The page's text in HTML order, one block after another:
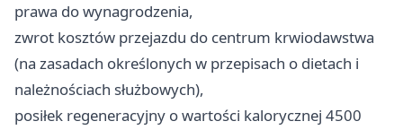
prawa do wynagrodzenia,
zwrot kosztów przejazdu do centrum krwiodawstwa
(na zasadach określonych w przepisach o dietach i
należnościach służbowych),
posiłek regeneracyjny o wartości kalorycznej 4500